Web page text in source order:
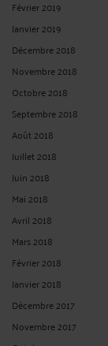
Février 2019
Janvier 2019
Décembre 2018
Novembre 2018
Octobre 2018
Septembre 2018
Août 2018
Juillet 2018
Juin 2018
Mai 2018
Avril 2018
Mars 2018
Février 2018
Janvier 2018
Décembre 2017
Novembre 2017